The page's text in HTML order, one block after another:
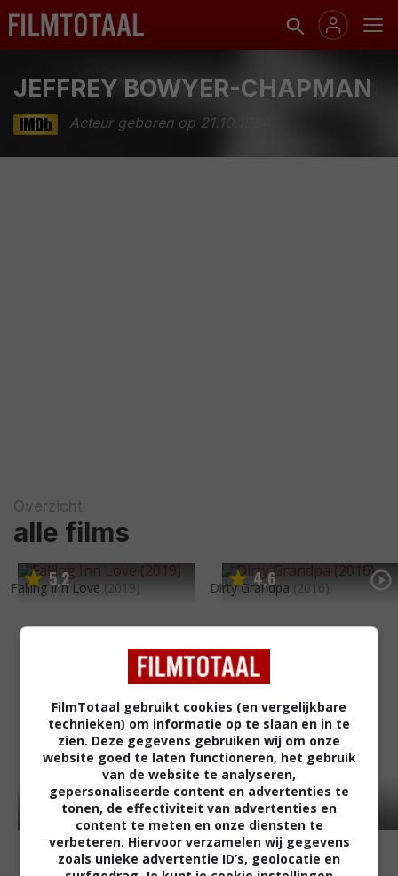
JEFFREY BOWYER-CHAPMAN
Acteur geboren op 21.10.1984
Overzicht
alle films
5,2
Falling Inn Love (2019) 4,6
Dirty Grandpa (2016)
FilmTotaal gebruikt cookies (en vergelijkbare
technieken) om informatie op te slaan en in te
zien. Deze gegevens gebruiken wij om onze
website goed te laten functioneren, het gebruik
van de website te analyseren,
gepersonaliseerde content en advertenties te
tonen, de effectiviteit van advertenties en
content te meten en onze diensten te
verbeteren. Hiervoor verzamelen wij gegevens
zoals unieke advertentie ID’s, geolocatie en